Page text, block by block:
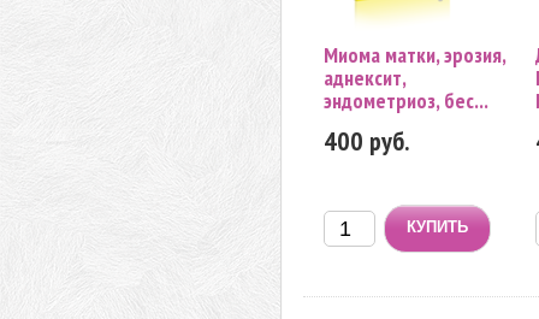
Миома матки, эрозия,
аднексит,
эндометриоз, бес...
400 руб.